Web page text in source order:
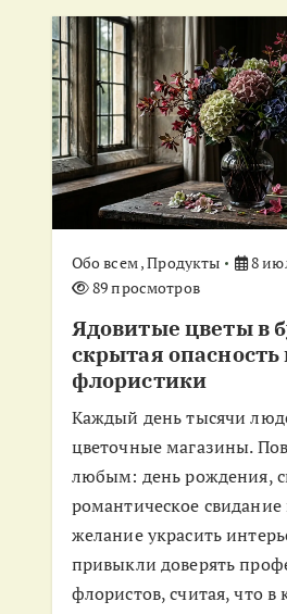
и
я
п
о
з
Обо всем,Продукты
8
89 просмотров
Ядовитые цветы в
скрытая
флористики
Каждый день тысячи
цветочные магазины.
любым: день рождения,
романтическое
желание украсить
привыкли доверять
флористов, считая, что